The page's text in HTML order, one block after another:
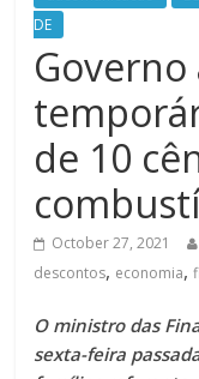
DE
de 10
October 27, 2021
descontos, economia,
O ministro das
sexta-feira